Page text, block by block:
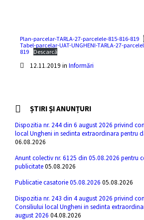
Plan-parcelar-TARLA-27-parcelele-815-816-819
Tabel-parcelar-UAT-UNGHENI-TARLA-27-
819
Descarcă
12.11.2019 in Informări
ȘTIRI ȘI ANUNȚURI
Dispozitia nr. 244 din 6 august 2026 privind
local Ungheni in sedinta extraordinara pentru
06.08.2026
Anunt colectiv nr. 6125 din 05.08.2026 pentru
publicitate05.08.2026
Publicatie casatorie 05.08.2026 05.08.2026
Dispozitia nr. 243 din 4 august 2026 privind
Consiliului local Ungheni in sedinta
august 2026 04.08.2026